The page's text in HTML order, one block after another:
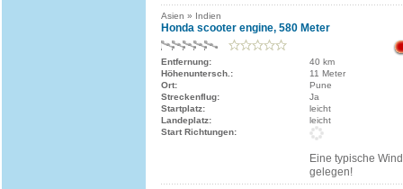
Asien » Indien
Honda scooter engine, 580 Meter
Entfernung:
40 km
Höhenuntersch.:
11 Meter
Ort:
Pune
Streckenflug:
Ja
Startplatz:
leicht
Landeplatz:
leicht
Start Richtungen:
Eine typische
gelegen!